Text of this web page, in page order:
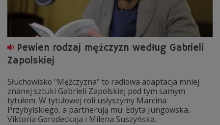
Pewien rodzaj mężczyzn według Gabrieli
Zapolskiej
Słuchowisko "Mężczyzna" to radiowa adaptacja mniej
znanej sztuki Gabrieli Zapolskiej pod tym samym
tytułem. W tytułowej roli usłyszymy Marcina
Przybylskiego, a partnerują mu: Edyta Jungowska,
Viktoria Gorodeckaja i Milena Suszyńska.